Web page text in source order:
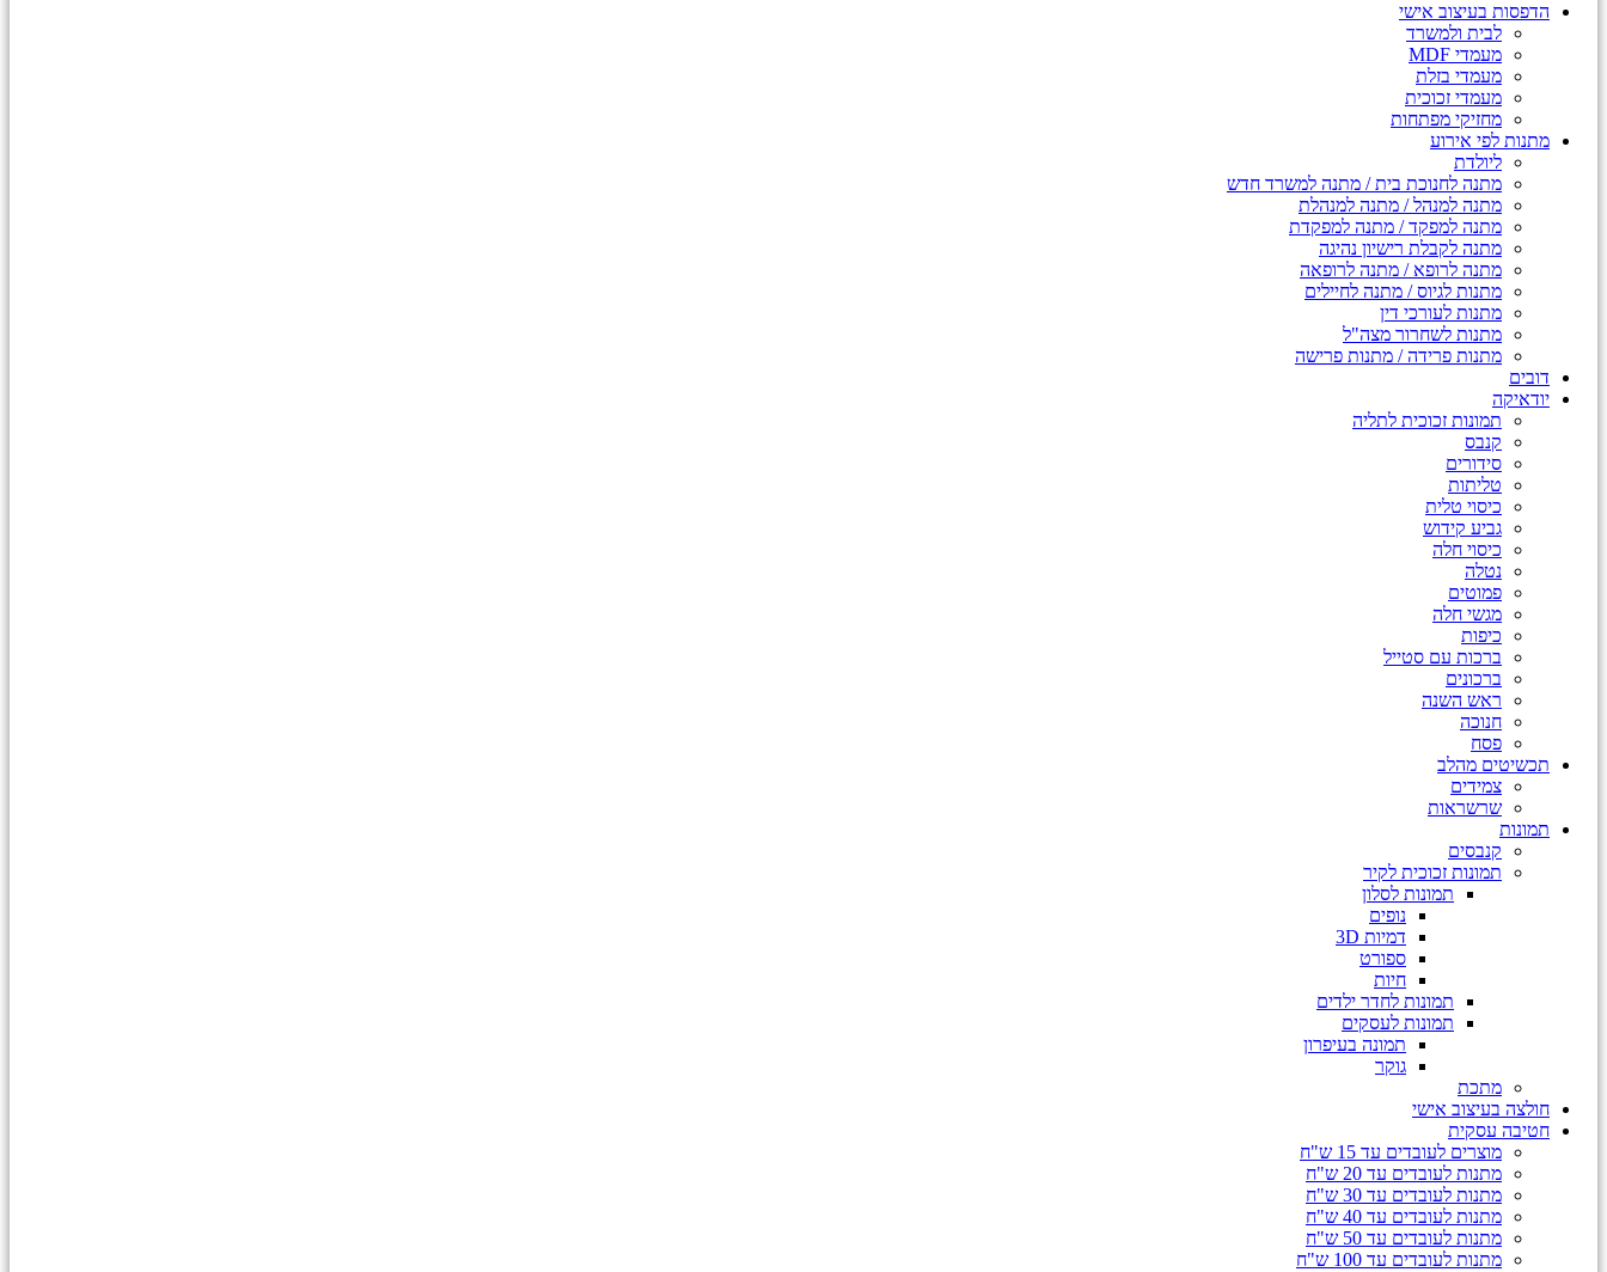
הדפסות בעיצוב אישי
לבית ולמשרד
מעמדי MDF
מעמדי בזלת
מעמדי זכוכית
מחזיקי מפתחות
מתנות לפי אירוע
ליולדת
מתנה לחנוכת בית / מתנה למשרד חדש
מתנה למנהל / מתנה למנהלת
מתנה למפקד / מתנה למפקדת
מתנה לקבלת רישיון נהיגה
מתנה לרופא / מתנה לרופאה
מתנות לגיוס / מתנה לחיילים
מתנות לעורכי דין
מתנות לשחרור מצה"ל
מתנות פרידה / מתנות פרישה
דובים
יודאיקה
תמונות זכוכית לתליה
קנבס
סידורים
טליתות
כיסוי טלית
גביע קידוש
כיסוי חלה
נטלה
פמוטים
מגשי חלה
כיפות
ברכות עם סטייל
ברכונים
ראש השנה
חנוכה
פסח
תכשיטים מהלב
צמידים
שרשראות
תמונות
קנבסים
תמונות זכוכית לקיר
תמונות לסלון
נופים
דמיות 3D
ספורט
חיות
תמונות לחדר ילדים
תמונות לעסקים
תמונה בעיפרון
גוקר
מתכת
חולצה בעיצוב אישי
חטיבה עסקית
מוצרים לעובדים עד 15 ש"ח
מתנות לעובדים עד 20 ש"ח
מתנות לעובדים עד 30 ש"ח
מתנות לעובדים עד 40 ש"ח
מתנות לעובדים עד 50 ש"ח
מתנות לעובדים עד 100 ש"ח